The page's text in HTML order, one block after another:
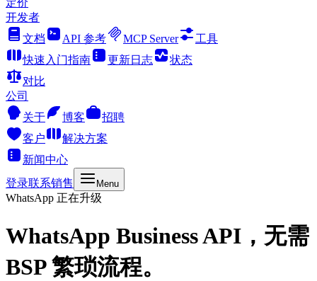
定价
开发者
文档
API 参考 MCP Server
工具
快速入门指南
更新日志
状态
对比
公司
关于
博客
招聘
客户
解决方案
新闻中心
登录联系销售 Menu
WhatsApp 正在升级
WhatsApp Business API， 无需
BSP 繁琐流程。